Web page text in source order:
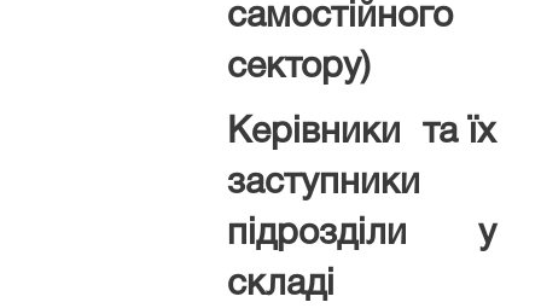
самостійного
сектору)
Керівники та їх
заступники
підрозділи у
складі